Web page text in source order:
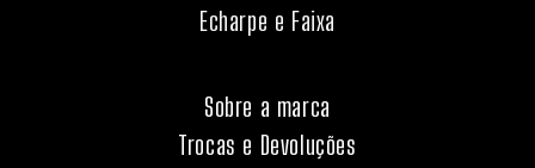
Echarpe e Faixa
Sobre a marca
Trocas e Devoluções